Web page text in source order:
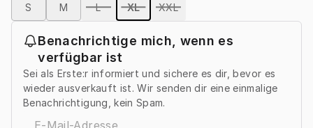
S
M L XL XXL
Benachrichtige mich, wenn es
verfügbar ist
Sei als Erste:r informiert und sichere es dir, bevor es
wieder ausverkauft ist. Wir senden dir eine einmalige
Benachrichtigung, kein Spam.